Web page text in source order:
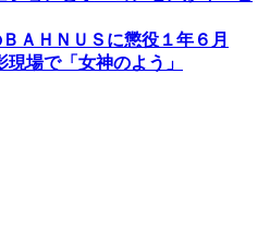
ＡＨＮＵＳに懲役１年６月
場で「女神のよう」